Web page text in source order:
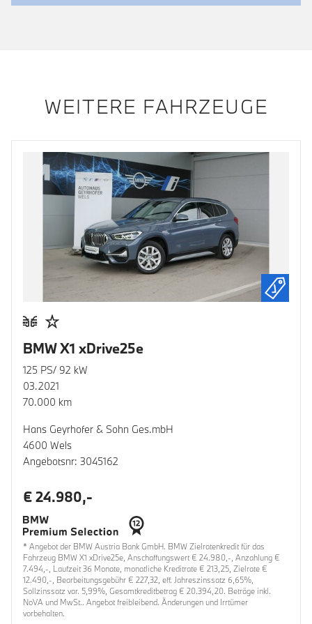
WEITERE FAHRZEUGE
BMW X1 xDrive25e
125 PS/ 92 kW
03.2021
70.000 km
Hans Geyrhofer & Sohn Ges.mbH
4600 Wels
Angebotsnr: 3045162
€ 24.980,-
* Angebot der BMW Austria Bank GmbH. BMW Zielratenkredit für das
Fahrzeug BMW X1 xDrive25e, Anschaffungswert € 24.980,-, Anzahlung €
7.494,-, Laufzeit 36 Monate, monatliche Kreditrate € 213,25, Zielrate €
12.490,-, Bearbeitungsgebühr € 227,32, eff. Jahreszinssatz 6,65%,
Sollzinssatz var. 5,99%, Gesamtkreditbetrag € 20.394,20. Beträge inkl.
NoVA und MwSt.. Angebot freibleibend. Änderungen und Irrtümer
vorbehalten.